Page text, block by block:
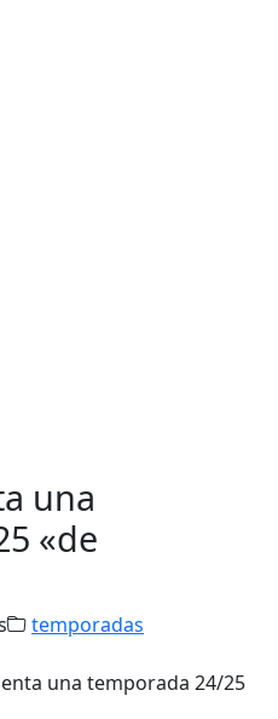
una
«de
temporadas